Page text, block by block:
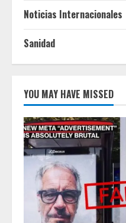
Noticias Internacionales
Sanidad
YOU MAY HAVE MISSED